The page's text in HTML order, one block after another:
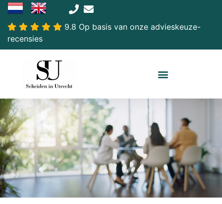
9.8 Op basis van onze advieskeuze-
recensies